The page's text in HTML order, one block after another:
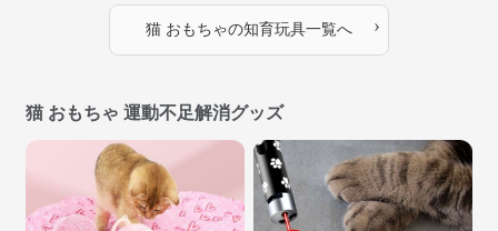
猫 おもちゃの知育玩具一覧へ ›
猫 おもちゃ 運動不足解消グッズ